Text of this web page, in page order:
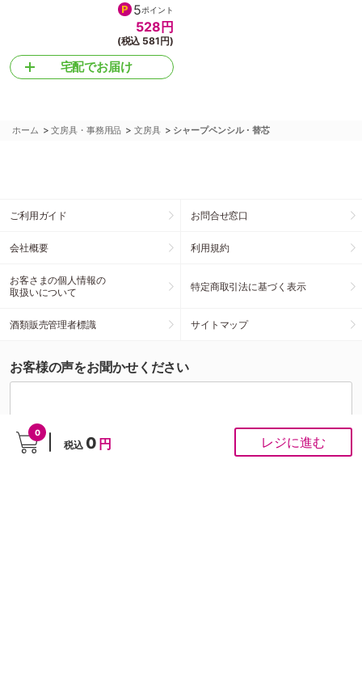
0
税込 0 円 レジに進む
5ポイント
528 円
(税込 581円)
宅配でお届け
ホーム >文房具・事務用品 >文房具 > シャープペンシル・替芯
ご利用ガイド お問合せ窓口
会社概要 利用規約
お客さまの個人情報の
取扱いについて
特定商取引法に基づく表示
酒類販売管理者標識 サイトマップ
お客様の声をお聞かせください